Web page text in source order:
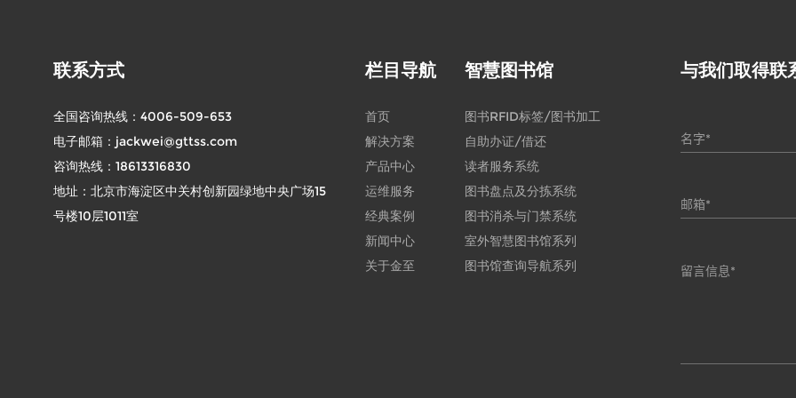
联系方式
全国咨询热线： 4006-509-653
电子邮箱： jackwei@gttss.com
咨询热线： 18613316830
地址：北京市海淀区中关村创新园绿地中央广场15
号楼10层1011室
栏目导航
首页
解决方案
产品中心
运维服务
经典案例
新闻中心
关于金至
智慧图书馆
图书RFID标签/图书加工
自助办证/借还
读者服务系统
图书盘点及分拣系统
图书消杀与门禁系统
室外智慧图书馆系列
图书馆查询导航系列
与我们取得联